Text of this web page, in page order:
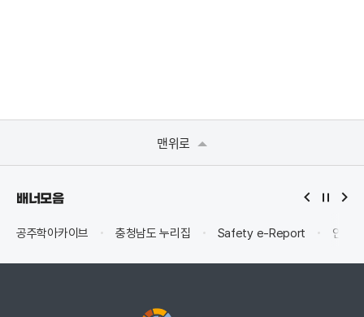
맨위로
배너모음
공주학아카이브 충청남도 누리집 Safety e-Report 안전